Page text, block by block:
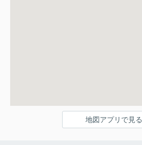
地図アプリで見る